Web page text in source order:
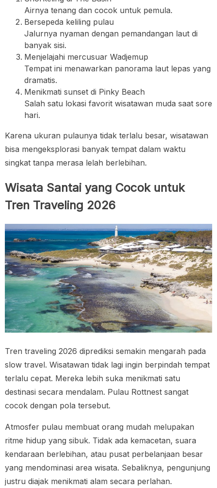
Airnya tenang dan cocok untuk pemula.
Bersepeda keliling pulau
Jalurnya nyaman dengan pemandangan laut di
banyak sisi.
Menjelajahi mercusuar Wadjemup
Tempat ini menawarkan panorama laut lepas yang
dramatis.
Menikmati sunset di Pinky Beach
Salah satu lokasi favorit wisatawan muda saat sore
hari.
Karena ukuran pulaunya tidak terlalu besar, wisatawan
bisa mengeksplorasi banyak tempat dalam waktu
singkat tanpa merasa lelah berlebihan.
Wisata Santai yang Cocok untuk
Tren Traveling 2026
Tren traveling 2026 diprediksi semakin mengarah pada
slow travel. Wisatawan tidak lagi ingin berpindah tempat
terlalu cepat. Mereka lebih suka menikmati satu
destinasi secara mendalam. Pulau Rottnest sangat
cocok dengan pola tersebut.
Atmosfer pulau membuat orang mudah melupakan
ritme hidup yang sibuk. Tidak ada kemacetan, suara
kendaraan berlebihan, atau pusat perbelanjaan besar
yang mendominasi area wisata. Sebaliknya, pengunjung
justru diajak menikmati alam secara perlahan.